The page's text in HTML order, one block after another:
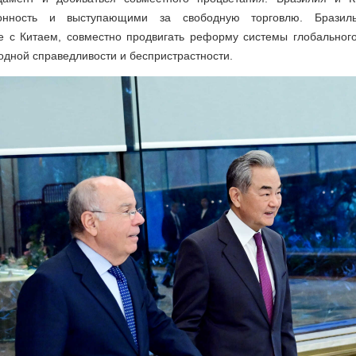
и выступающими за свободную торговлю.
с Китаем, совместно продвигать реформу системы
справедливости и беспристрастности.